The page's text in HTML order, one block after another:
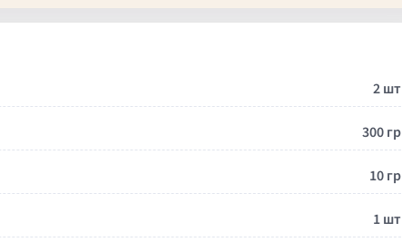
2 шт
300 гр
10 гр
1 шт